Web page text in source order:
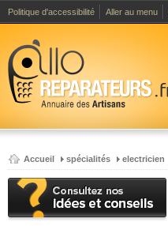
Politique d'accessibilité Aller au menu
Accueil spécialités electricien